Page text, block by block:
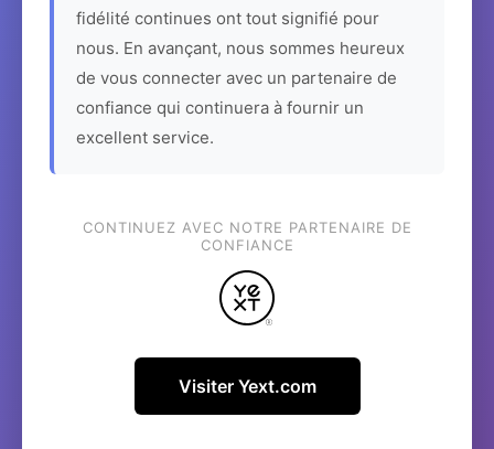
fidélité continues ont tout signifié pour
nous. En avançant, nous sommes heureux
de vous connecter avec un partenaire de
confiance qui continuera à fournir un
excellent service.
CONTINUEZ AVEC NOTRE PARTENAIRE DE
CONFIANCE
Visiter Yext.com